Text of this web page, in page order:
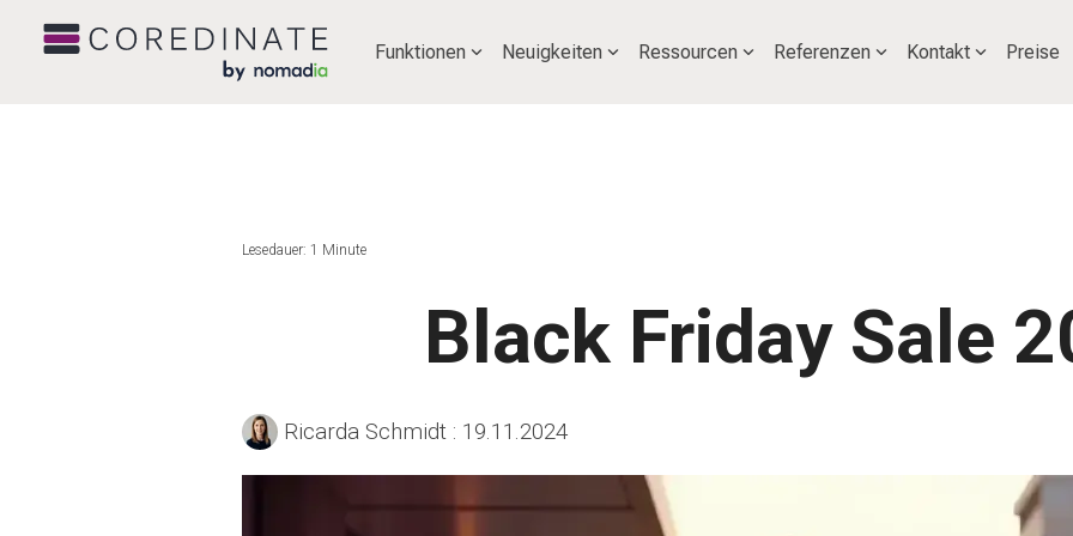
Funktionen Neuigkeiten Ressourcen Referenzen Kontakt Preise
Lesedauer: 1 Minute
Black Friday Sale
Ricarda Schmidt : 19.11.2024